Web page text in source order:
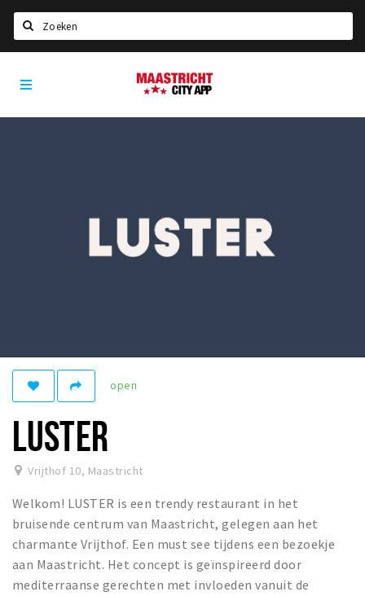
Home
Agenda
Winkels
Winkelgebieden
Bezienswaardigheden
Musea, theaters & podia
Uitjes & activiteiten
Toeristische routes
Natuurgebieden
Baroniepoorten
Maastricht
City
open
LUSTER
Vrijthof 10, Maastricht
Welkom! LUSTER is een trendy restaurant in het
bruisende centrum van Maastricht, gelegen aan het
charmante Vrijthof. Een must see tijdens een bezoekje
aan Maastricht. Het concept is geïnspireerd door
mediterraanse gerechten met invloeden vanuit de